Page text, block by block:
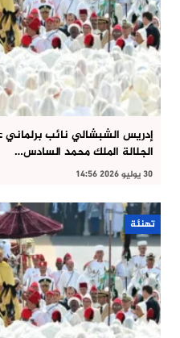
إدريس الشبشالي نائب
الجلالة الملك محمد السادس…
30 يوليو 2026 14:56
تهنئة